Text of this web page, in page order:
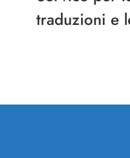
traduzioni e